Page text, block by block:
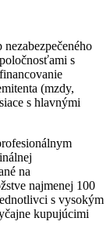
s
(mzdy,
s hlavnými
na
najmenej 100
s vysokým
kupujúcimi